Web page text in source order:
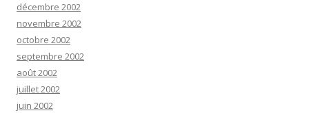
décembre 2002
novembre 2002
octobre 2002
septembre 2002
août 2002
juillet 2002
juin 2002